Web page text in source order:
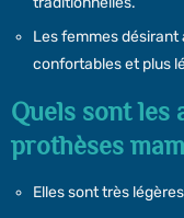
Les femmes
confortables et plus
Quels sont les
prothèses
Elles sont très légères